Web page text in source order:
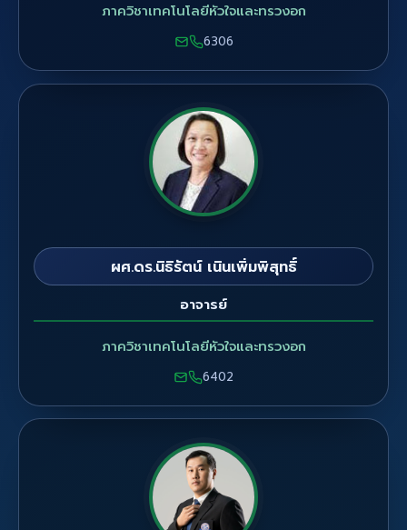
ภาควิชาเทคโนโลยีหัวใจและทรวงอก
6306
ผศ.ดร.นิธิรัตน์ เนินเพิ่มพิสุทธิ์
อาจารย์
ภาควิชาเทคโนโลยีหัวใจและทรวงอก
6402